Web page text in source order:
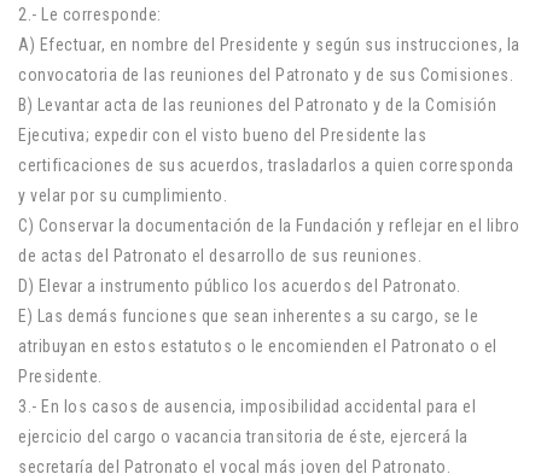
2.- Le corresponde:
A) Efectuar, en nombre del Presidente y según sus instrucciones, la
convocatoria de las reuniones del Patronato y de sus Comisiones.
B) Levantar acta de las reuniones del Patronato y de la Comisión
Ejecutiva; expedir con el visto bueno del Presidente las
certificaciones de sus acuerdos, trasladarlos a quien corresponda
y velar por su cumplimiento.
C) Conservar la documentación de la Fundación y reflejar en el libro
de actas del Patronato el desarrollo de sus reuniones.
D) Elevar a instrumento público los acuerdos del Patronato.
E) Las demás funciones que sean inherentes a su cargo, se le
atribuyan en estos estatutos o le encomienden el Patronato o el
Presidente.
3.- En los casos de ausencia, imposibilidad accidental para el
ejercicio del cargo o vacancia transitoria de éste, ejercerá la
secretaría del Patronato el vocal más joven del Patronato.